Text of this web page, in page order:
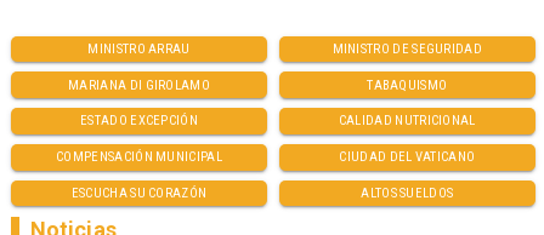
MINISTRO ARRAU MINISTRO DE SEGURIDAD
MARIANA DI GIROLAMO TABAQUISMO
ESTADO EXCEPCIÓN CALIDAD NUTRICIONAL
COMPENSACIÓN MUNICIPAL CIUDAD DEL VATICANO
ESCUCHA SU CORAZÓN ALTOS SUELDOS
Noticias